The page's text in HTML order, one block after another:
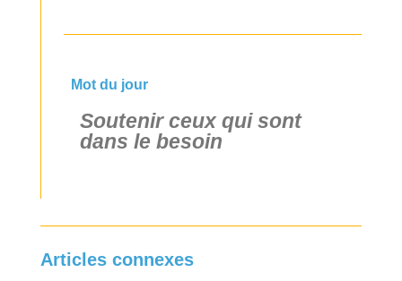
Mot du jour
Soutenir ceux qui sont
dans le besoin
Articles connexes